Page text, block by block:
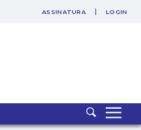
ASSINATURA LOGIN
- Júlio Cortázar